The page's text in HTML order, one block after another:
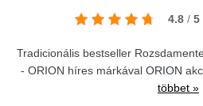
4.8 / 5
Tradicionális bestseller
- ORION híres márkával ORION
többet »